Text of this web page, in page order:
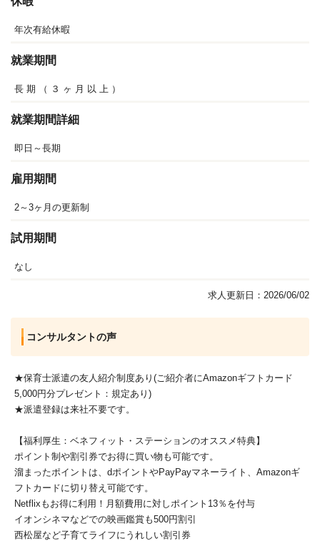
年次有給休暇
就業期間
長 期 （ ３ ヶ 月 以 上 ）
就業期間詳細
即日～長期
雇用期間
2～3ヶ月の更新制
試用期間
なし
求人更新日：2026/06/02
コンサルタントの声
★保育士派遣の友人紹介制度あり(ご紹介者にAmazonギフトカード
5,000円分プレゼント：規定あり)
★派遣登録は来社不要です。
【福利厚生：ベネフィット・ステーションのオススメ特典】
ポイント制や割引券でお得に買い物も可能です。
溜まったポイントは、dポイントやPayPayマネーライト、Amazonギ
フトカードに切り替え可能です。
Netflixもお得に利用！月額費用に対しポイント13％を付与
イオンシネマなどでの映画鑑賞も500円割引
西松屋など子育てライフにうれしい割引券